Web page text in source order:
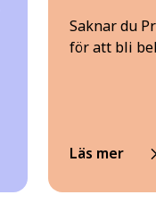
Saknar du
för att bli
Läs mer